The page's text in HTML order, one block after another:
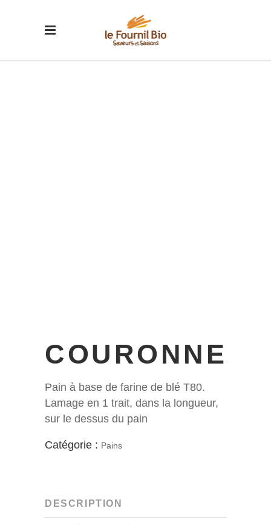
COURONNE
Pain à base de farine de blé T80.
Lamage en 1 trait, dans la longueur,
sur le dessus du pain
Catégorie : Pains
DESCRIPTION